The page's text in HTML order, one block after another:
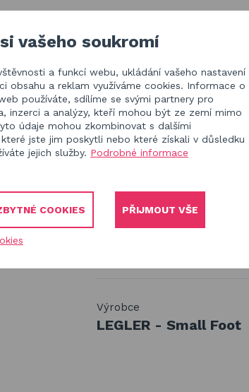
šplhací žebříky a lana
Výrobce
LEGLER - Small Foot
vašeho soukromí
a funkcí webu, ukládání vašeho nastavení
obsahu a reklam využíváme cookies. Informace o
používáte, sdílíme se svými partnery pro
inzerci a analýzy, kteří mohou být ze zemí mimo
údaje mohou zkombinovat s dalšími
jste jim poskytli nebo které získali v důsledku
jejich služby. Podrobné informace
COOKIES PŘIJMOUT VŠE